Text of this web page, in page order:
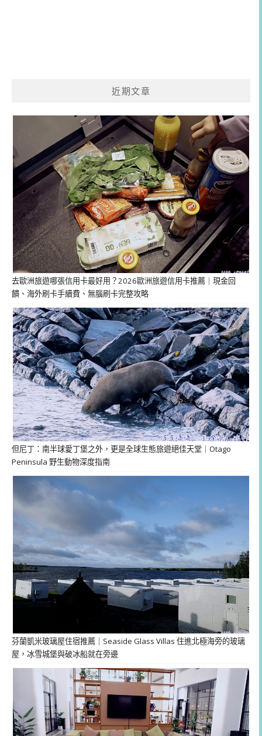
近期文章
去歐洲旅遊哪張信用卡最好用？2026歐洲旅遊信用卡推薦｜現金回
饋、海外刷卡手續費、無腦刷卡完整攻略
但尼丁：南半球愛丁堡之外，更是全球生態旅遊絕佳天堂｜Otago
Peninsula 野生動物深度指南
芬蘭凱米玻璃屋住宿推薦｜Seaside Glass Villas 住進北極海旁的玻璃
屋，冰雪城堡與破冰船就在旁邊